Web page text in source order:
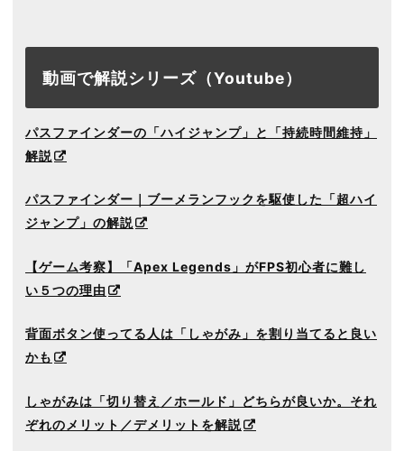
動画で解説シリーズ（Youtube）
パスファインダーの「ハイジャンプ」と「持続時間維持」
解説
パスファインダー｜ブーメランフックを駆使した「超ハイ
ジャンプ」の解説
【ゲーム考察】「Apex Legends」がFPS初心者に難し
い５つの理由
背面ボタン使ってる人は「しゃがみ」を割り当てると良い
かも
しゃがみは「切り替え／ホールド」どちらが良いか。それ
ぞれのメリット／デメリットを解説